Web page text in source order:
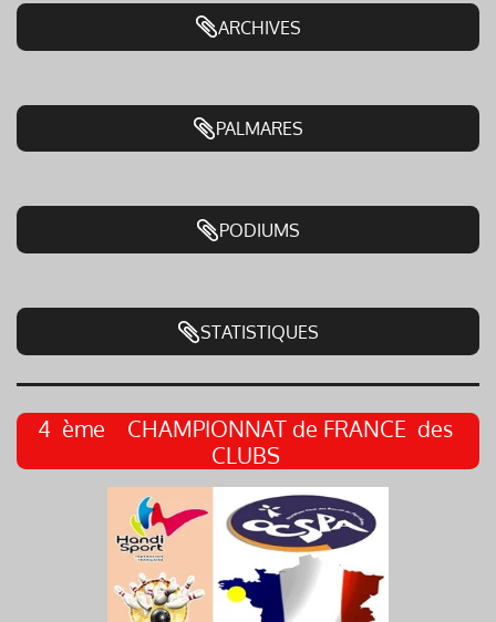
ARCHIVES
PALMARES
PODIUMS
STATISTIQUES
4 ème CHAMPIONNAT de FRANCE des
CLUBS